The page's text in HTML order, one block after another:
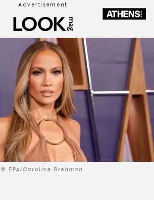
EPA/Caroline Brehman